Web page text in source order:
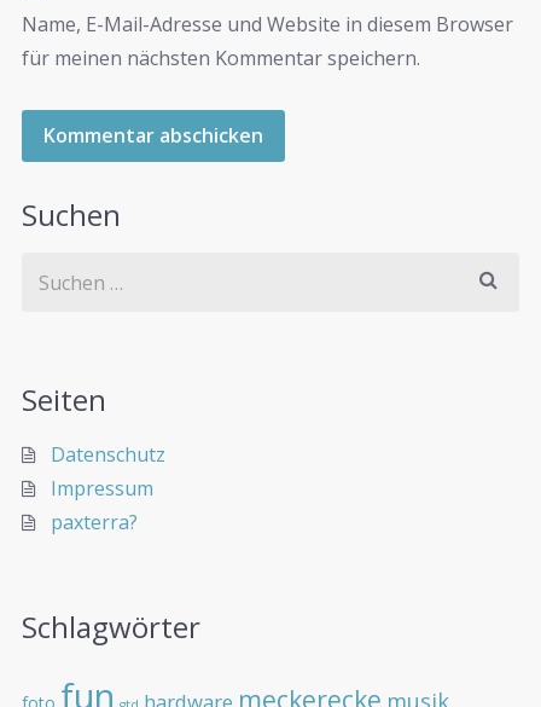
Name, E-Mail-Adresse und Website in diesem Browser
für meinen nächsten Kommentar speichern.
Suchen
Seiten
Datenschutz
Impressum
paxterra?
Schlagwörter
foto fun hardware meckerecke musik